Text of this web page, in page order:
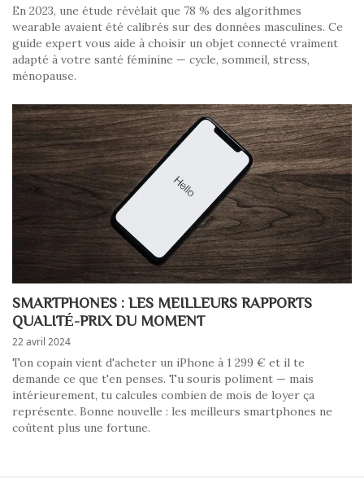
En 2023, une étude révélait que 78 % des algorithmes
wearable avaient été calibrés sur des données masculines. Ce
guide expert vous aide à choisir un objet connecté vraiment
adapté à votre santé féminine — cycle, sommeil, stress,
ménopause.
SMARTPHONES : LES MEILLEURS RAPPORTS
QUALITÉ-PRIX DU MOMENT
22 avril 2024
Ton copain vient d'acheter un iPhone à 1 299 € et il te
demande ce que t'en penses. Tu souris poliment — mais
intérieurement, tu calcules combien de mois de loyer ça
représente. Bonne nouvelle : les meilleurs smartphones ne
coûtent plus une fortune.